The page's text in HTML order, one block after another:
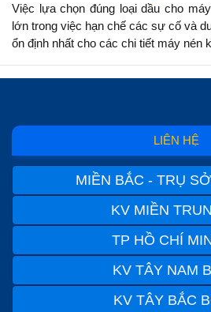
Việc lựa chọn đúng loại dầu cho
lớn trong việc hạn chế các sự cố và
ổn định nhất cho các chi tiết máy nén
LIÊN HỆ
MIỀN BẮC - TRỤ
KV MIỀN
TP HỒ CHÍ
KV TÂY NAM
KV TÂY BẮC